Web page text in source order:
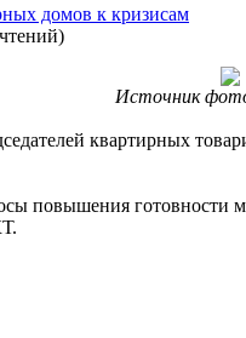
домов к кризисам
)
Источник
квартирных
повышения